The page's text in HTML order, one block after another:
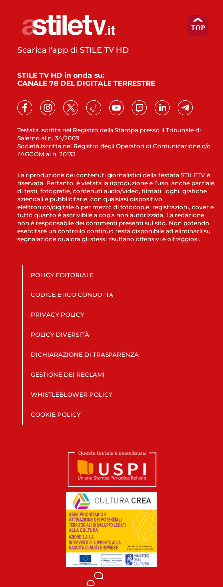
Testata iscritta nel Registro della Stampa presso il Tribunale di
Salerno al n. 34/2009
Società iscritta nel Registro degli Operatori di Comunicazione c/o
l’AGCOM al n. 20133
Scarica l'app di STILE TV HD
STILE TV HD in onda su:
CANALE 78 DEL DIGITALE TERRESTRE
La riproduzione dei contenuti giornalistici della testata STILETV è
riservata. Pertanto, è vietata la riproduzione e l’uso, anche parziale,
di testi, fotografie, contenuti audio/video, filmati, loghi, grafiche
aziendali e pubblicitarie, con qualsiasi dispositivo
elettronico/digitale o per mezzo di fotocopie, registrazioni, cover e
tutto quanto è ascrivibile a copia non autorizzata. La redazione
non è responsabile dei commenti presenti sul sito. Non potendo
esercitare un controllo continuo resta disponibile ad eliminarli su
segnalazione qualora gli stessi risultano offensivi e oltraggiosi.
POLICY EDITORIALE
CODICE ETICO CONDOTTA
PRIVACY POLICY
POLICY DIVERSITÀ
DICHIARAZIONE DI TRASPARENZA
GESTIONE DEI RECLAMI
WHISTLEBLOWER POLICY
COOKIE POLICY